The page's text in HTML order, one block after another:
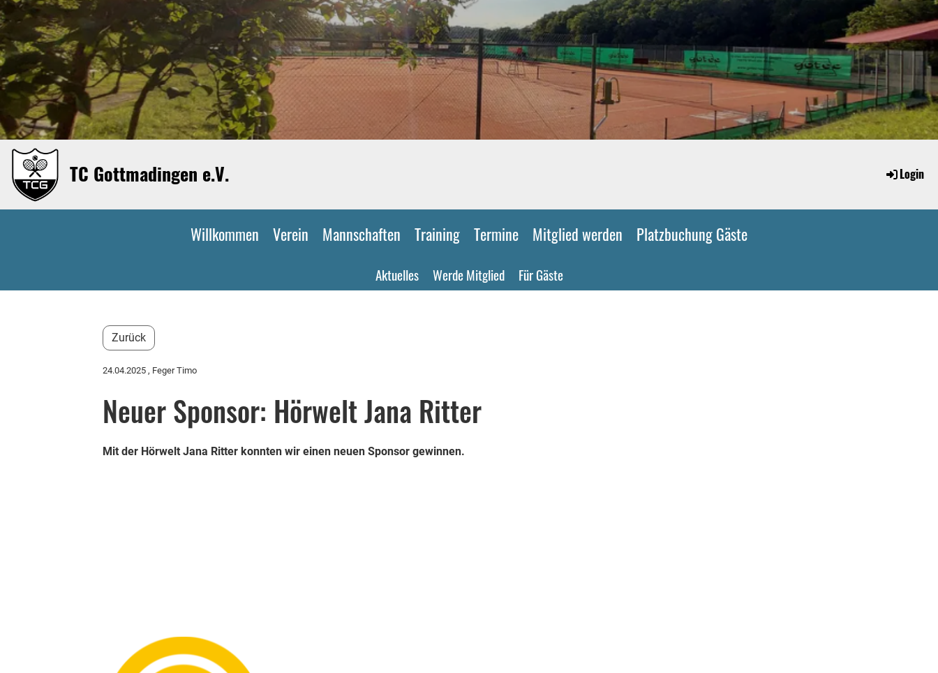
TC Gottmadingen e.V. Login
Willkommen Verein Mannschaften Training Termine Mitglied werden Platzbuchung Gäste
Aktuelles Werde Mitglied Für Gäste
Zurück
24.04.2025 , Feger Timo
Neuer Sponsor: Hörwelt Jana Ritter
Mit der Hörwelt Jana Ritter konnten wir einen neuen Sponsor gewinnen.